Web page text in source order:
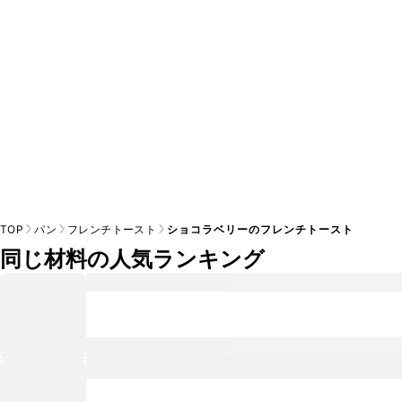
TOP パン フレンチトースト ショコラベリーのフレンチトースト
同じ材料の人気ランキング